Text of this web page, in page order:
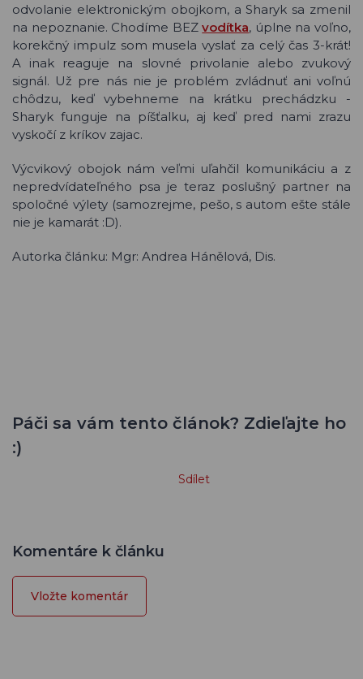
odvolanie elektronickým obojkom, a Sharyk sa zmenil
na nepoznanie. Chodíme BEZvodítka, úplne na voľno,
korekčný impulz som musela vyslať za celý čas 3-krát!
A inak reaguje na slovné privolanie alebo zvukový
signál. Už pre nás nie je problém zvládnuť ani voľnú
chôdzu, keď vybehneme na krátku prechádzku -
Sharyk funguje na píšťalku, aj keď pred nami zrazu
vyskočí z kríkov zajac.
Výcvikový obojok nám veľmi uľahčil komunikáciu a z
nepredvídateľného psa je teraz poslušný partner na
spoločné výlety (samozrejme, pešo, s autom ešte stále
nie je kamarát :D).
Autorka článku: Mgr: Andrea Hánělová, Dis.
Páči sa vám tento článok? Zdieľajte ho
:)
Sdílet
Komentáre k článku
Vložte komentár